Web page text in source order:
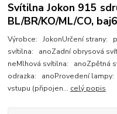
Svítilna Jokon 915
BL/BR/KO/ML/CO, baj6
Výrobce: JokonUrčení strany:
svítilna: anoZadní obrysová
neMlhová svítilna: anoZpětná
odrazka: anoProvedení
vstupu (připojen... celý popis